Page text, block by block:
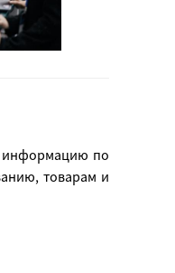
информацию по
товарам и